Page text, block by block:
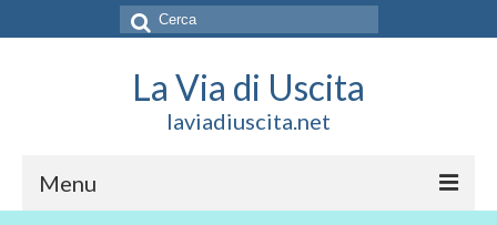
Cerca:
La Via di Uscita
laviadiuscita.net
Menu